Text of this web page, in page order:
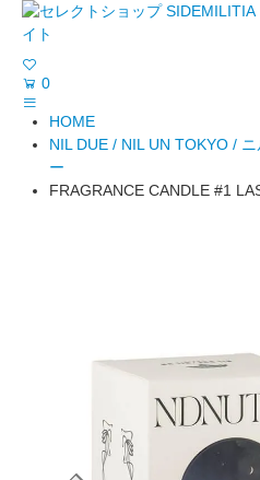
0
HOME
NIL DUE / NIL UN TOKYO /
ー
FRAGRANCE CANDLE #1